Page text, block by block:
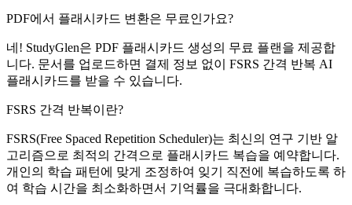
PDF에서 플래시카드 변환은 무료인가요?
네! StudyGlen은 PDF 플래시카드 생성의 무료 플랜을 제공합
니다. 문서를 업로드하면 결제 정보 없이 FSRS 간격 반복 AI
플래시카드를 받을 수 있습니다.
FSRS 간격 반복이란?
FSRS(Free Spaced Repetition Scheduler)는 최신의 연구 기반 알
고리즘으로 최적의 간격으로 플래시카드 복습을 예약합니다.
개인의 학습 패턴에 맞게 조정하여 잊기 직전에 복습하도록 하
여 학습 시간을 최소화하면서 기억률을 극대화합니다.